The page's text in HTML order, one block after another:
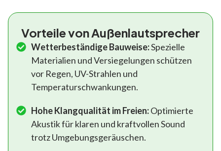
Vorteile von Außenlautsprecher
Wetterbeständige Bauweise:Spezielle
Materialien und Versiegelungen schützen
vor Regen, UV-Strahlen und
Temperaturschwankungen.
Hohe Klangqualität im Freien:Optimierte
Akustik für klaren und kraftvollen Sound
trotz Umgebungsgeräuschen.